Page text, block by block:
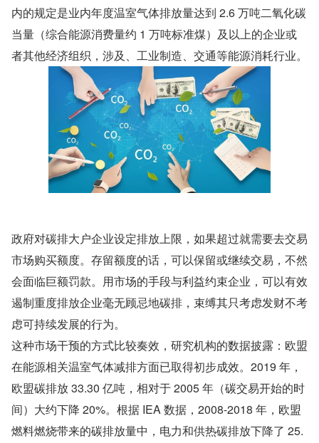
内的规定是业内年度温室气体排放量达到 2.6 万吨二氧化碳
当量（综合能源消费量约 1 万吨标准煤）及以上的企业或
者其他经济组织，涉及、工业制造、交通等能源消耗行业。
政府对碳排大户企业设定排放上限，如果超过就需要去交易
市场购买额度。存留额度的话，可以保留或继续交易，不然
会面临巨额罚款。用市场的手段与利益约束企业，可以有效
遏制重度排放企业毫无顾忌地碳排，束缚其只考虑发财不考
虑可持续发展的行为。
这种市场干预的方式比较奏效，研究机构的数据披露：欧盟
在能源相关温室气体减排方面已取得初步成效。2019 年，
欧盟碳排放 33.30 亿吨，相对于 2005 年（碳交易开始的时
间）大约下降 20%。根据 IEA 数据，2008-2018 年，欧盟
燃料燃烧带来的碳排放量中，电力和供热碳排放下降了 25.